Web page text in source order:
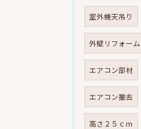
室外機天吊り
外壁リフォーム
エアコン部材
エアコン撤去
高さ２５ｃｍ